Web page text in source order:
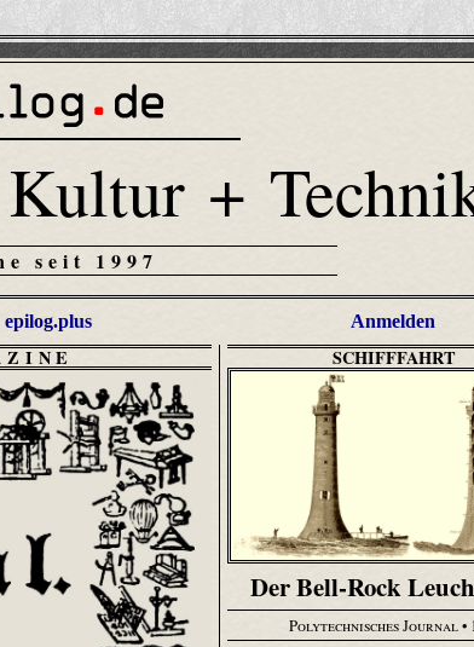
+
seit 1997
epilog.plus Anmelden
SCHIFFFAHRT
Der Bell-Rock
Polytechnisches Journal•